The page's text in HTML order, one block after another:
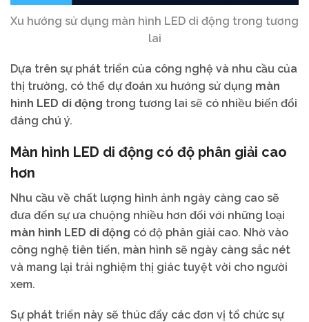
Xu hướng sử dụng màn hình LED di động trong tương
lai
Dựa trên sự phát triển của công nghệ và nhu cầu của
thị trường, có thể dự đoán xu hướng sử dụng màn
hình LED di động trong tương lai sẽ có nhiều biến đổi
đáng chú ý.
Màn hình LED di động có độ phân giải cao
hơn
Nhu cầu về chất lượng hình ảnh ngày càng cao sẽ
đưa đến sự ưa chuộng nhiều hơn đối với những loại
màn hình LED di động có độ phân giải cao. Nhờ vào
công nghệ tiên tiến, màn hình sẽ ngày càng sắc nét
và mang lại trải nghiệm thị giác tuyệt vời cho người
xem.
Sự phát triển này sẽ thúc đẩy các đơn vị tổ chức sự